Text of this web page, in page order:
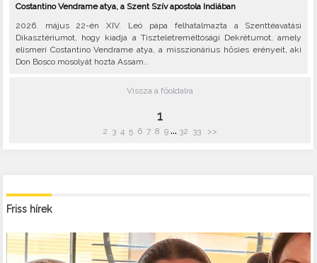
Costantino Vendrame atya, a Szent Szív apostola Indiában
2026. május 22-én XIV. Leó pápa felhatalmazta a Szenttéavatási
Dikasztériumot, hogy kiadja a Tiszteletreméltósági Dekrétumot, amely
elismeri Costantino Vendrame atya, a misszionárius hősies erényeit, aki
Don Bosco mosolyát hozta Assam..
Vissza a főoldalra
1
2 3 4 5 6 7 8 9 ... 32 33 >>
Friss hírek